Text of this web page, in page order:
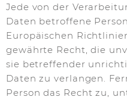
Jede von der
Daten betroffene
Europäischen
gewährte Recht, die
sie betreffender
Daten zu verlangen.
Person das Recht zu,